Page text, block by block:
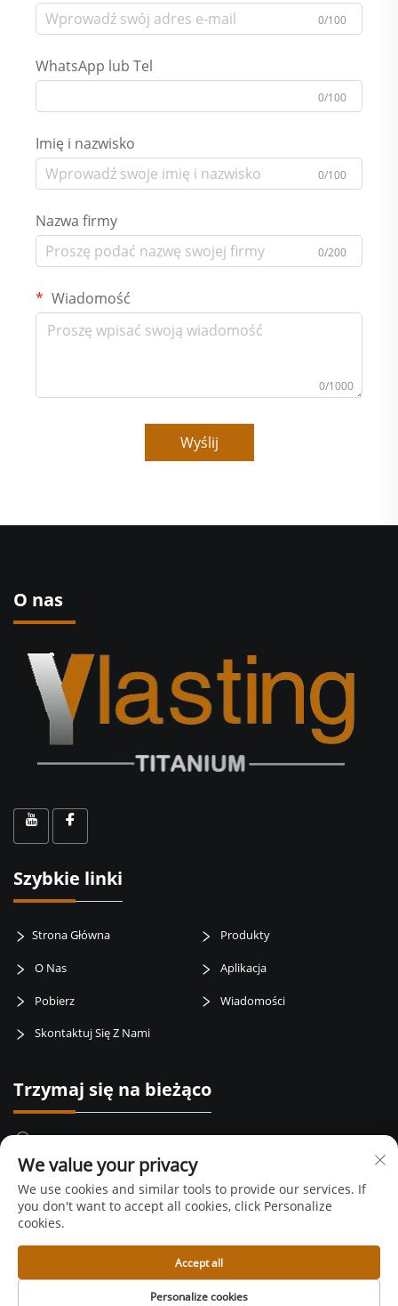
0/100
WhatsApp lub Tel
0/100
Imię i nazwisko
0/100
Nazwa firmy
0/200
Wiadomość
0/1000
Wyślij
O nas
Szybkie linki
Strona Główna Produkty
O Nas Aplikacja
Pobierz Wiadomości
Skontaktuj Się Z Nami
Trzymaj się na bieżąco
+86-15399417429
[email protected]
Copyright © 2026 Xi'an Ylasting Titanium Industry Co.,Ltd. Wszelkie
prawa zastrzeżone. —Polityka prywatności
We value your privacy
We use cookies and similar tools to provide our services. If
you don't want to accept all cookies, click Personalize
cookies.
Personalize cookies
Accept all